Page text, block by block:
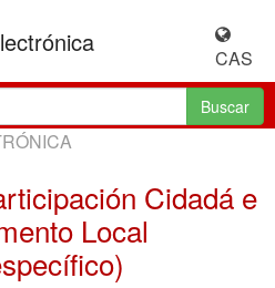
CAS
Buscar
Cidadá e
Local